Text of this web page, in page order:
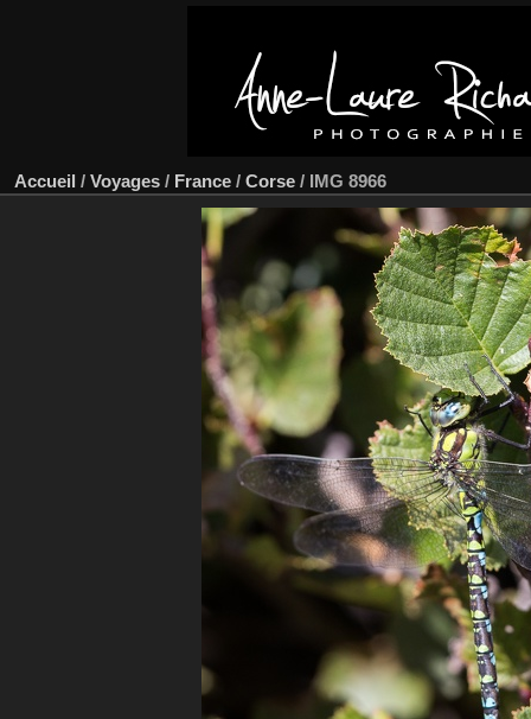
Accueil / Voyages / France / Corse / IMG 8966